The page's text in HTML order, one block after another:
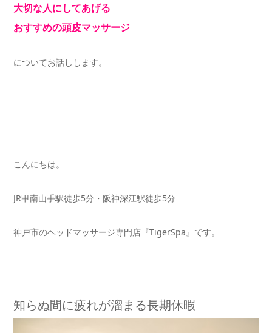
大切な人にしてあげる
おすすめの頭皮マッサージ
についてお話しします。
こんにちは。
JR甲南山手駅徒歩5分・阪神深江駅徒歩5分
神戸市のヘッドマッサージ専門店『TigerSpa』です。
知らぬ間に疲れが溜まる長期休暇